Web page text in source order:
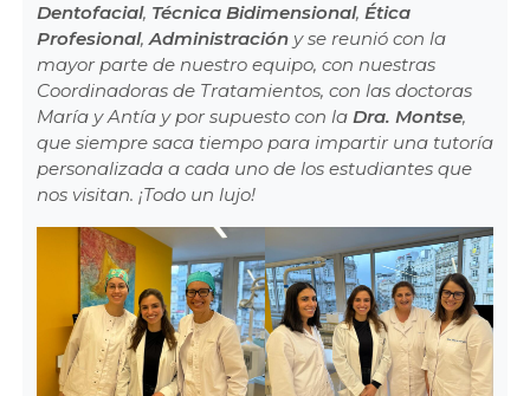
Dentofacial, Técnica Bidimensional, Ética
Profesional,Administracióny se reunió con la
mayor parte de nuestro equipo, con nuestras
Coordinadoras de Tratamientos, con las doctoras
María y Antía y por supuesto con la Dra. Montse,
que siempre saca tiempo para impartir una tutoría
personalizada a cada uno de los estudiantes que
nos visitan. ¡Todo un lujo!